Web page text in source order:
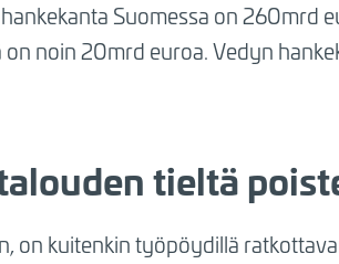
Suomessa on 260mrd
noin 20mrd euroa. Vedyn
tieltä
on kuitenkin työpöydillä